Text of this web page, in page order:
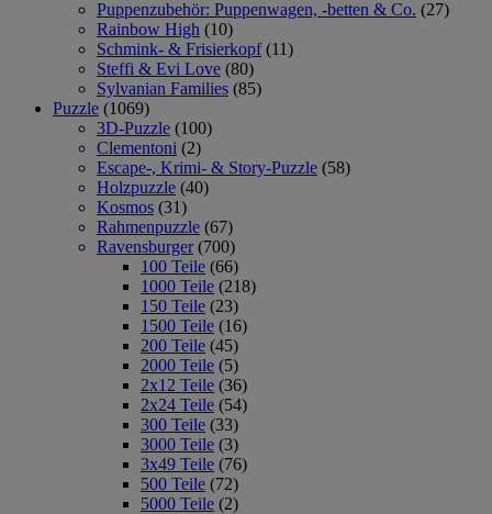
Puppenzubehör: Puppenwagen, -betten & Co. (27)
Rainbow High (10)
Schmink- & Frisierkopf (11)
Steffi & Evi Love (80)
Sylvanian Families (85)
Puzzle (1069)
3D-Puzzle (100)
Clementoni (2)
Escape-, Krimi- & Story-Puzzle (58)
Holzpuzzle (40)
Kosmos (31)
Rahmenpuzzle (67)
Ravensburger (700)
100 Teile (66)
1000 Teile (218)
150 Teile (23)
1500 Teile (16)
200 Teile (45)
2000 Teile (5)
2x12 Teile (36)
2x24 Teile (54)
300 Teile (33)
3000 Teile (3)
3x49 Teile (76)
500 Teile (72)
5000 Teile (2)